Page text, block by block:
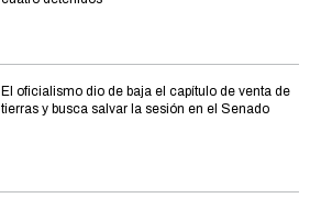
El oficialismo dio de baja el capítulo de venta de
tierras y busca salvar la sesión en el Senado